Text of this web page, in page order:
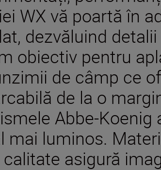
WX vă poartă în
dezvăluind
obiectiv pentru
de câmp ce
de la o
Abbe-Koenig
mai luminos.
asigură